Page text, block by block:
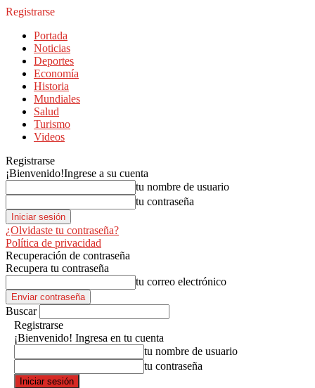
Registrarse
Portada
Noticias
Deportes
Economía
Historia
Mundiales
Salud
Turismo
Videos
Registrarse
¡Bienvenido!Ingrese a su cuenta
tu nombre de usuario
tu contraseña
¿Olvidaste tu contraseña?
Política de privacidad
Recuperación de contraseña
Recupera tu contraseña
tu correo electrónico
Buscar
Registrarse
¡Bienvenido! Ingresa en tu cuenta
tu nombre de usuario
tu contraseña